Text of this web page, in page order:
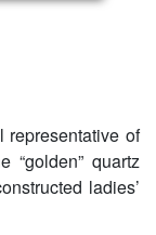
representative of
“golden” quartz
ladies’